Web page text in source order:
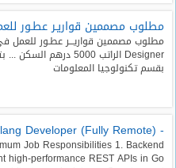
وظائف
حكومية
المدونة
مطلوب مصممين قواريـر عطـور
بقسم تكنولوجيا المعلومات
- Senior Golang Developer (Fully Remote)
Job Responsibilities 1. Backend
high-performance REST APIs in Go